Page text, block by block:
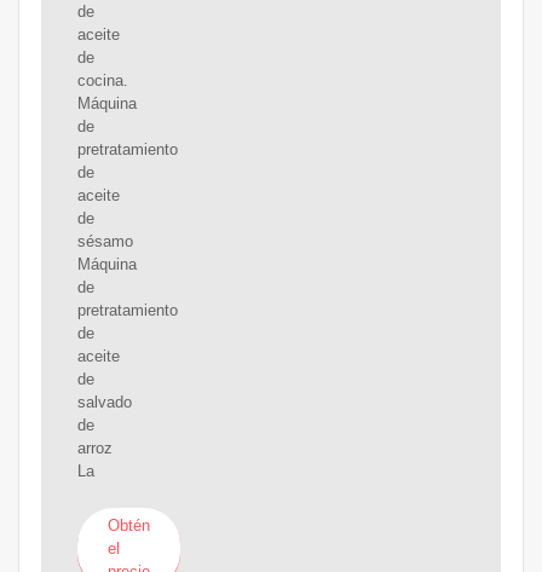
de
aceite
de
cocina.
Máquina
de
pretratamiento
de
aceite
de
sésamo
Máquina
de
pretratamiento
de
aceite
de
salvado
de
arroz
La
Obtén
el